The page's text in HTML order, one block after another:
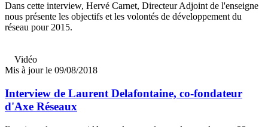
Dans cette interview, Hervé Carnet, Directeur Adjoint de l'enseigne
nous présente les objectifs et les volontés de développement du
réseau pour 2015.
Vidéo
Mis à jour le 09/08/2018
Interview de Laurent Delafontaine, co-fondateur
d'Axe Réseaux